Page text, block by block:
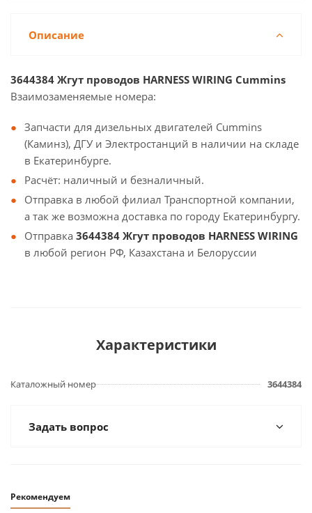
Описание
3644384 Жгут проводов HARNESS WIRING Cummins
Взаимозаменяемые номера:
Запчасти для дизельных двигателей Cummins
(Каминз), ДГУ и Электростанций в наличии на складе
в Екатеринбурге.
Расчёт: наличный и безналичный.
Отправка в любой филиал Транспортной компании,
а так же возможна доставка по городу Екатеринбургу.
Отправка 3644384 Жгут проводов HARNESS WIRING
в любой регион РФ, Казахстана и Белоруссии
Характеристики
Каталожный номер 3644384
Задать вопрос
Рекомендуем